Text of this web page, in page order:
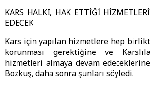
KARS HALKI, HAK ETTİĞİ
EDECEK
Kars için yapılan hizmetlere hep
korunması gerektiğine ve
hizmetleri almaya devam
Bozkuş, daha sonra şunları söyledi.